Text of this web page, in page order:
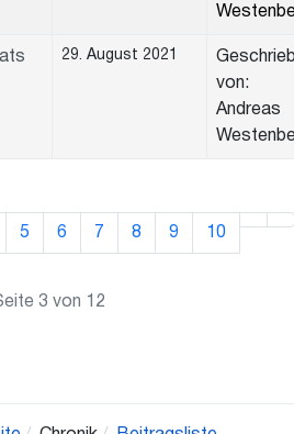
29. August 2021
von:
Andreas
5 6 7 8 9 10
3 von 12